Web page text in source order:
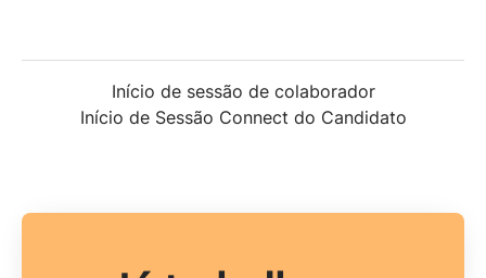
Início de sessão de colaborador
Início de Sessão Connect do Candidato